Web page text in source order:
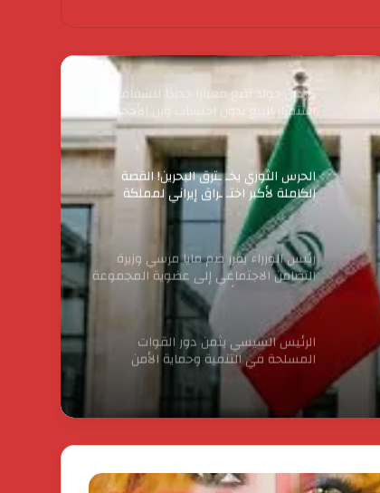
كردان جولد تضع معيارًا جديدًا للشفافية :
استمرار البيع بدون احتساب وزن الأحجار
والفصوص ولا زيادة في قيمة المصنعية
حتي يناير المقبل
الحرس الثوري يخـ ـترق البحرين! القصة
الكاملة لأكبر اختـ ـراق إيراني لمملكة
البحرين؟
رئيس الوزراء يقرر ضم مايا مرسي وزيرة
التضامن الاجتماعي إلى عضوية المجموعة
الوزارية لريادة الأعمال
الرئيس السيسي يثمن دور القوات
المسلحة في التنمية وحماية الأمن
الدكتور محسن السيد.. نموذج للإدارة
الناجحة والانضباط المهنى بأوقاف الفيوم